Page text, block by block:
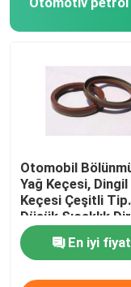
Otomobil
Yağ Keçesi,
Keçesi Çeşitli Tip
Düşük Sıcaklık
En iyi fiyat